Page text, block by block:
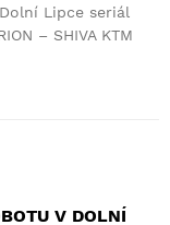
Lipce seriál
– SHIVA KTM
V DOLNÍ